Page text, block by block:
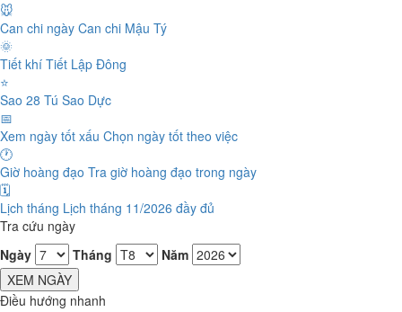
🐭
Can chi ngày Can chi Mậu Tý
🌞
Tiết khí Tiết Lập Đông
⭐
Sao 28 Tú Sao Dực
📅
Xem ngày tốt xấu Chọn ngày tốt theo việc
🕐
Giờ hoàng đạo Tra giờ hoàng đạo trong ngày
🗓️
Lịch tháng Lịch tháng 11/2026 đầy đủ
Tra cứu ngày
Ngày
Tháng
Năm
XEM NGÀY
Điều hướng nhanh